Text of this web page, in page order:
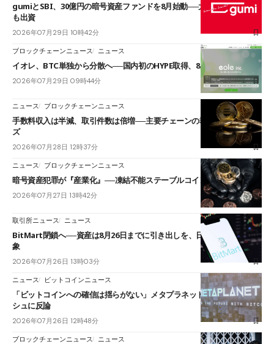
gumiとSBI、30億円の暗号資産ファンドを8月始動──大和証券グループ
も出資
2026年07月29日 10時42分
ブロックチェーンニュース ニュース
イオレ、BTC単独から分散へ──国内初のHYPE取得、8月末までに1億円
2026年07月29日 09時44分
ニュース ブロックチェーンニュース
手数料収入は半減、取引件数は倍増──主要チェーンの乖離＝ビットワイ
ズ
2026年07月28日 12時37分
ニュース ブロックチェーンニュース
暗号資産犯罪が『産業化』──凍結不能ステーブルコインやAI悪用が拡大
2026年07月27日 13時42分
取引所ニュース ニュース
BitMart閉鎖へ──資産は8月26日までに引き出しを、日本人利用者も対
象
2026年07月26日 13時03分
ニュース ビットコインニュース
「ビットコインへの確信は揺らがない」メタプラネットCEO、売却ラッ
シュに反論
2026年07月26日 12時48分
ブロックチェーンニュース ニュース